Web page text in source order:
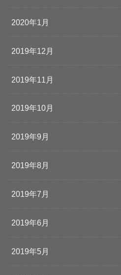
2020年1月
2019年12月
2019年11月
2019年10月
2019年9月
2019年8月
2019年7月
2019年6月
2019年5月